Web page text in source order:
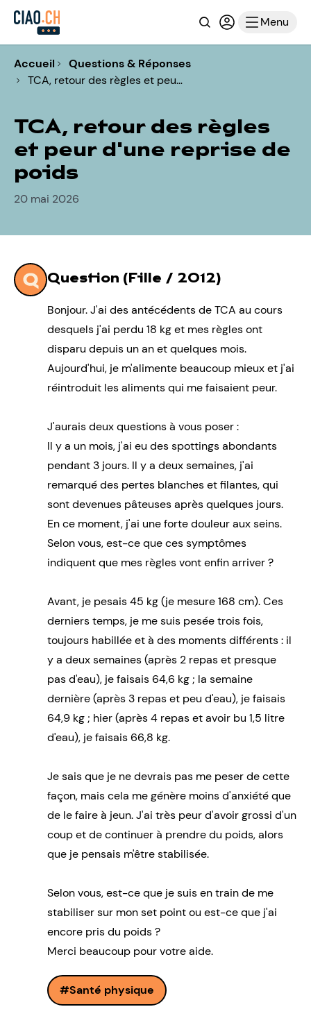
RechercheConnexion
Menu
Accueil
Questions & Réponses
TCA, retour des règles et peu…
TCA, retour des règles
et peur d'une reprise de
poids
20 mai 2026
Question (Fille / 2012)
Bonjour. J'ai des antécédents de TCA au cours
desquels j'ai perdu 18 kg et mes règles ont
disparu depuis un an et quelques mois.
Aujourd'hui, je m'alimente beaucoup mieux et j'ai
réintroduit les aliments qui me faisaient peur.
J'aurais deux questions à vous poser :
Il y a un mois, j'ai eu des spottings abondants
pendant 3 jours. Il y a deux semaines, j'ai
remarqué des pertes blanches et filantes, qui
sont devenues pâteuses après quelques jours.
En ce moment, j'ai une forte douleur aux seins.
Selon vous, est-ce que ces symptômes
indiquent que mes règles vont enfin arriver ?
Avant, je pesais 45 kg (je mesure 168 cm). Ces
derniers temps, je me suis pesée trois fois,
toujours habillée et à des moments différents : il
y a deux semaines (après 2 repas et presque
pas d'eau), je faisais 64,6 kg ; la semaine
dernière (après 3 repas et peu d'eau), je faisais
64,9 kg ; hier (après 4 repas et avoir bu 1,5 litre
d'eau), je faisais 66,8 kg.
Je sais que je ne devrais pas me peser de cette
façon, mais cela me génère moins d'anxiété que
de le faire à jeun. J'ai très peur d'avoir grossi d'un
coup et de continuer à prendre du poids, alors
que je pensais m'être stabilisée.
Selon vous, est-ce que je suis en train de me
stabiliser sur mon set point ou est-ce que j'ai
encore pris du poids ?
Merci beaucoup pour votre aide.
Santé physique